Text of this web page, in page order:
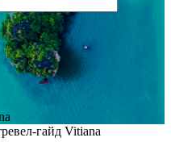
гайд Vitiana